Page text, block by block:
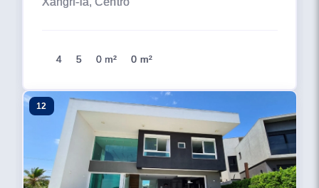
4 5 0 m² 0 m²
12